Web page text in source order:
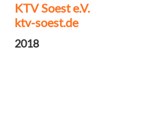
KTV Soest e.V.
ktv-soest.de
2018